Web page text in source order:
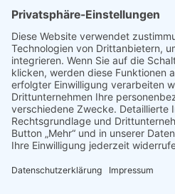
fab fa-
©Tebbens Haustechnik
Gestaltung und
©Tebbens
Gestaltung und